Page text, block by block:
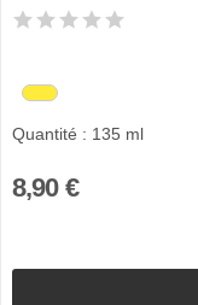
Quantité : 135 ml
8,90 €